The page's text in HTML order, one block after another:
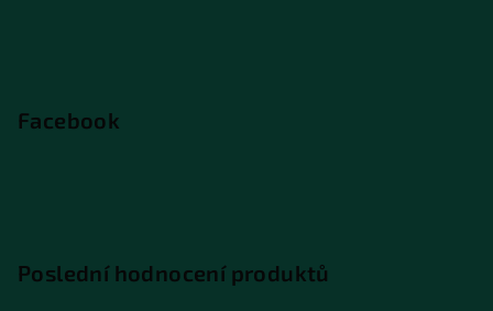
Facebook
Poslední hodnocení produktů